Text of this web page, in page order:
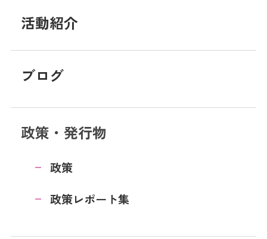
活動紹介
ブログ
政策・発行物
政策
政策レポート集